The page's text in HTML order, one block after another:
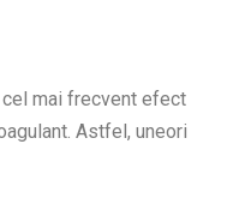
mai frecvent efect
Astfel, uneori